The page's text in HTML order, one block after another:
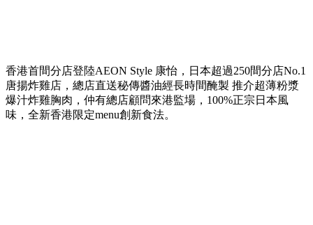
香港首間分店登陸AEON Style 康怡，日本超過250間分店No.1
唐揚炸雞店，總店直送秘傳醬油經長時間醃製 推介超薄粉漿
爆汁炸雞胸肉，仲有總店顧問來港監場，100%正宗日本風
味，全新香港限定menu創新食法。